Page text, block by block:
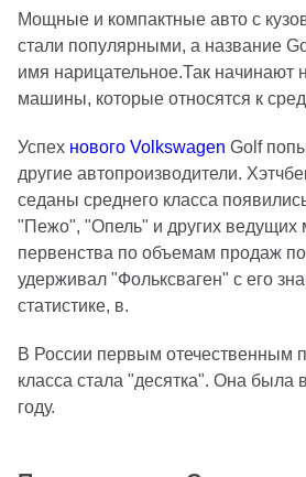
Мощные и компактные авто с
стали популярными, а название
имя нарицательное.Так начинают
машины, которые относятся к
Успех нового Volkswagen Golf
другие автопроизводители.
седаны среднего класса
"Пежо", "Опель" и других ведущих
первенства по объемам продаж
удерживал "Фольксваген" с его
статистике, в.
В России первым отечественным
класса стала "десятка". Она
году.